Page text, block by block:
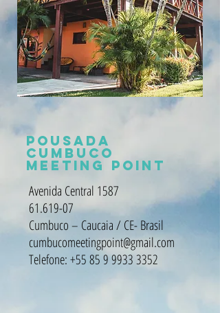
POUSADA
CUMBUCO
MEETING POINT
Avenida Central 1587
61.619-07
Cumbuco – Caucaia / CE- Brasil
cumbucomeetingpoint@gmail.com
Telefone:+55 85 9 9933 3352